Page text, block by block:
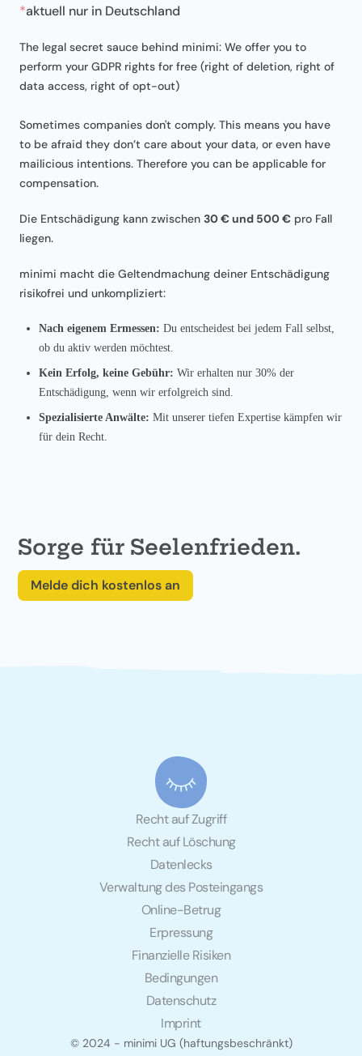
*aktuell nur in Deutschland
The legal secret sauce behind minimi: We offer you to
perform your GDPR rights for free (right of deletion, right of
data access, right of opt-out)
Sometimes companies don't comply. This means you have
to be afraid they don’t care about your data, or even have
mailicious intentions. Therefore you can be applicable for
compensation.
Die Entschädigung kann zwischen 30 € und 500 € pro Fall
liegen.
minimi macht die Geltendmachung deiner Entschädigung
risikofrei und unkompliziert:
Nach eigenem Ermessen: Du entscheidest bei jedem Fall selbst,
ob du aktiv werden möchtest.
Kein Erfolg, keine Gebühr: Wir erhalten nur 30% der
Entschädigung, wenn wir erfolgreich sind.
Spezialisierte Anwälte: Mit unserer tiefen Expertise kämpfen wir
für dein Recht.
Sorge für Seelenfrieden.
Melde dich kostenlos an
Recht auf Zugriff
Recht auf Löschung
Datenlecks
Verwaltung des Posteingangs
Online-Betrug
Erpressung
Finanzielle Risiken
Bedingungen
Datenschutz
Imprint
© 2024 - minimi UG (haftungsbeschränkt)